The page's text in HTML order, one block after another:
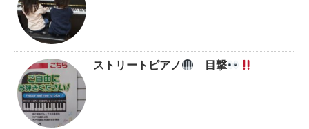
ストリートピアノ 目撃